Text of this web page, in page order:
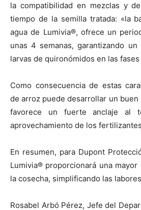
la compatibilidad en mezclas y
tiempo de la semilla tratada: «la
agua de Lumivia®, ofrece un
unas 4 semanas, garantizando
larvas de quironómidos en las
Como consecuencia de estas
de arroz puede desarrollar un buen
favorece un fuerte anclaje al
aprovechamiento de los
En resumen, para Dupont
Lumivia® proporcionará una
la cosecha, simplificando las
Rosabel Arbó Pérez, Jefe del